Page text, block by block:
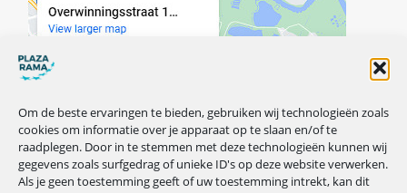
Om de beste ervaringen te bieden, gebruiken wij technologieën zoals
cookies om informatie over je apparaat op te slaan en/of te
raadplegen. Door in te stemmen met deze technologieën kunnen wij
gegevens zoals surfgedrag of unieke ID's op deze website verwerken.
Als je geen toestemming geeft of uw toestemming intrekt, kan dit